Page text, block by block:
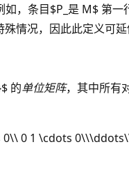
，条目$P_是 M$ 第一
情况，因此此定义可延
的单位矩阵，其中所有
0 1 \cdots